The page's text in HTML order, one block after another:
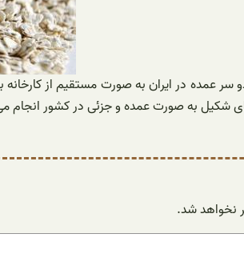
عمده در ایران به صورت مستقیم از
به صورت عمده و جزئی در کشور انجام می
نخواهد شد.